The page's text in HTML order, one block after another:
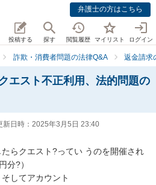
弁護士の方はこちら
投稿する 探す 閲覧履歴 マイリスト ログイン
詐欺・消費者問題の法律Q&A 返金請求
エスト不正利用、法的問題の
新日時： 2025年3月5日 23:40
らクエスト?ってい うのを開催され
分?）
してアカウント